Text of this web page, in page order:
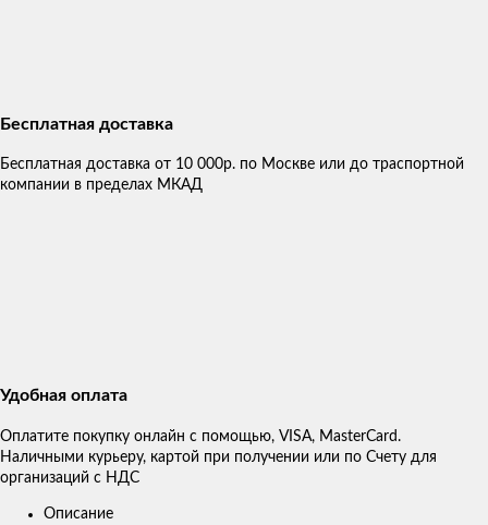
Бесплатная доставка
Бесплатная доставка от 10 000р. по Москве или до траспортной
компании в пределах МКАД
Удобная оплата
Оплатите покупку онлайн с помощью, VISA, MasterCard.
Наличными курьеру, картой при получении или по Счету для
организаций с НДС
Описание